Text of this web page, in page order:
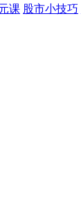
课 股市小技巧